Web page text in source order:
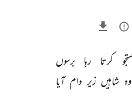
کرتا رہا
برسوں
وہ شاہیں زیر دام آیا